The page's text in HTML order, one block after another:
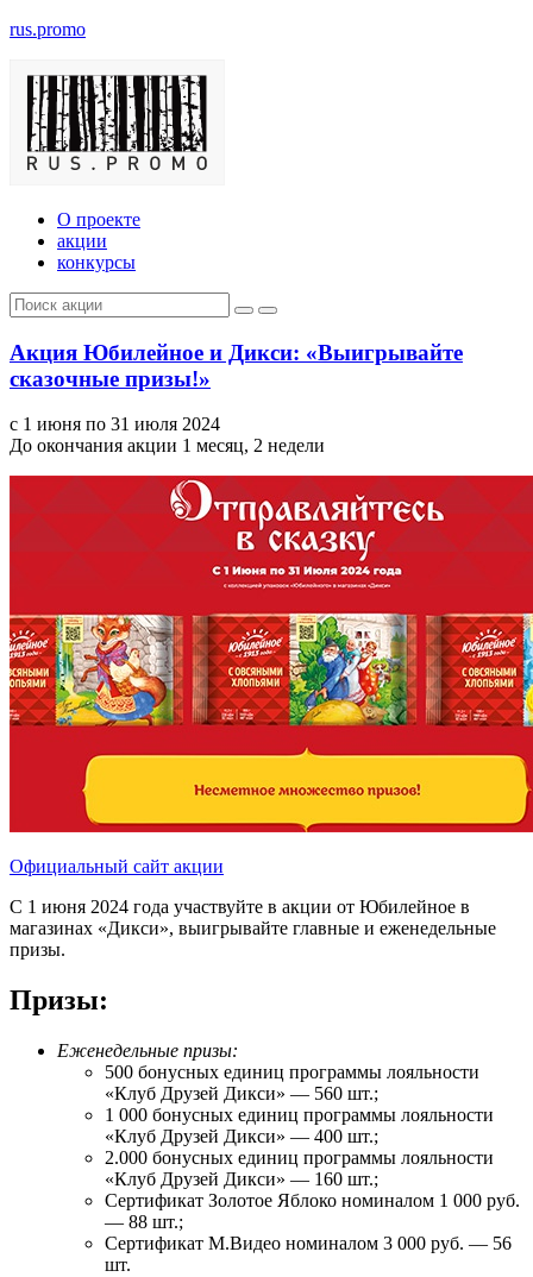
rus.promo
О проекте
акции
конкурсы
Акция Юбилейное и Дикси: «Выигрывайте
сказочные призы!»
с 1 июня по 31 июля 2024
До окончания акции 1 месяц, 2 недели
Официальный сайт акции
С 1 июня 2024 года участвуйте в акции от Юбилейное в
магазинах «Дикси», выигрывайте главные и еженедельные
призы.
Призы:
Еженедельные призы:
500 бонусных единиц программы лояльности
«Клуб Друзей Дикси» — 560 шт.;
1 000 бонусных единиц программы лояльности
«Клуб Друзей Дикси» — 400 шт.;
2.000 бонусных единиц программы лояльности
«Клуб Друзей Дикси» — 160 шт.;
Сертификат Золотое Яблоко номиналом 1 000 руб.
— 88 шт.;
Сертификат М.Видео номиналом 3 000 руб. — 56
шт.